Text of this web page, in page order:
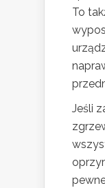
To
Jeśli